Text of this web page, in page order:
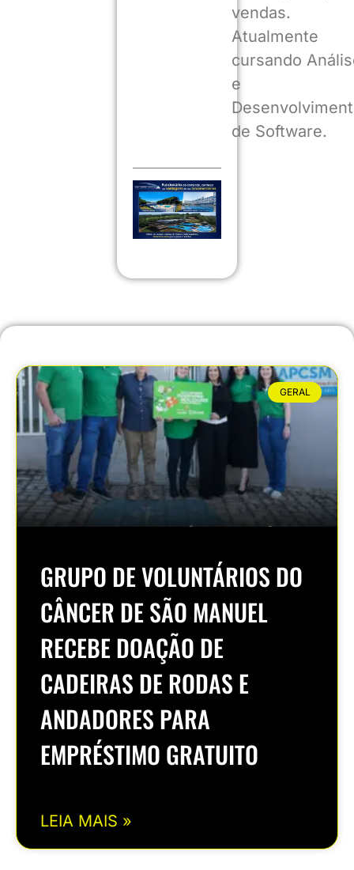
vendas.
Atualmente
cursando
e
de Software.
GERAL
GRUPO DE VOLUNTÁRIOS DO
CÂNCER DE SÃO MANUEL
RECEBE DOAÇÃO DE
CADEIRAS DE RODAS E
ANDADORES PARA
EMPRÉSTIMO GRATUITO
LEIA MAIS »